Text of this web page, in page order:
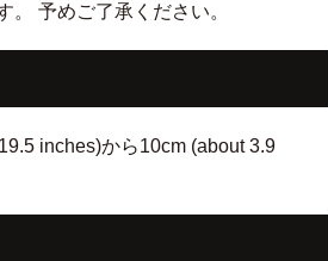
予めご了承ください。
inches)から10cm (about 3.9